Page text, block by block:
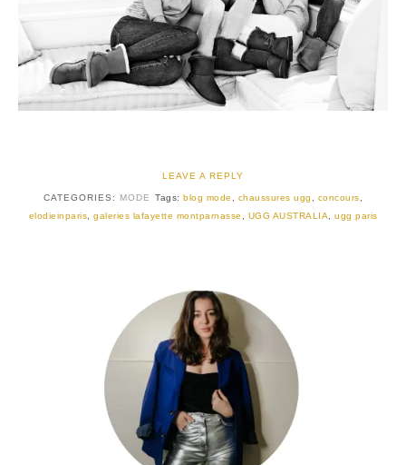
LEAVE A REPLY
CATEGORIES: MODE Tags: blog mode , chaussures ugg , concours,
elodieinparis, galeries lafayette montparnasse , UGG AUSTRALIA, ugg paris